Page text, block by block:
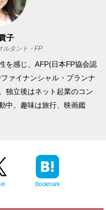
子
ルタント・FP
を感じ、AFP(日本FP協会認
ァイナンシャル・プランナ
独立後はネット起業のコン
中。趣味は旅行、映画鑑
Bookmark